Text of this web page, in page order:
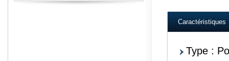
Caractéristiques
Type :